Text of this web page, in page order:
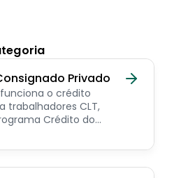
Privado
o crédito
trabalhadores CLT,
Crédito do